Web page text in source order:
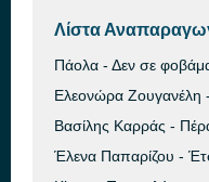
Λίστα
Πάολα - Δεν σε
Ελεονώρα Ζουγανέλη -
Βασίλης Καρράς -
Έλενα Παπαρίζου -